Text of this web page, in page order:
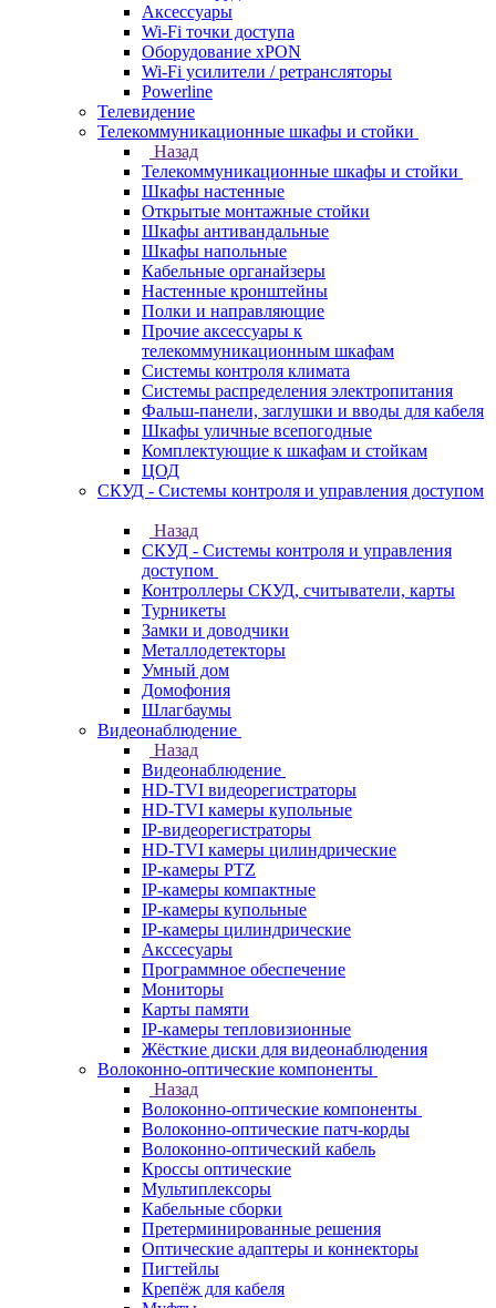
Аксессуары
Wi-Fi точки доступа
Оборудование хPON
Wi-Fi усилители / ретрансляторы
Powerline
Телевидение
Телекоммуникационные шкафы и стойки
Назад
Телекоммуникационные шкафы и стойки
Шкафы настенные
Открытые монтажные стойки
Шкафы антивандальные
Шкафы напольные
Кабельные органайзеры
Настенные кронштейны
Полки и направляющие
Прочие аксессуары к
телекоммуникационным шкафам
Системы контроля климата
Системы распределения электропитания
Фальш-панели, заглушки и вводы для кабеля
Шкафы уличные всепогодные
Комплектующие к шкафам и стойкам
ЦОД
СКУД - Системы контроля и управления доступом
Назад
СКУД - Системы контроля и управления
доступом
Контроллеры СКУД, считыватели, карты
Турникеты
Замки и доводчики
Металлодетекторы
Умный дом
Домофония
Шлагбаумы
Видеонаблюдение
Назад
Видеонаблюдение
HD-TVI видеорегистраторы
HD-TVI камеры купольные
IP-видеорегистраторы
HD-TVI камеры цилиндрические
IP-камеры PTZ
IP-камеры компактные
IP-камеры купольные
IP-камеры цилиндрические
Акссесуары
Программное обеспечение
Мониторы
Карты памяти
IP-камеры тепловизионные
Жёсткие диски для видеонаблюдения
Волоконно-оптические компоненты
Назад
Волоконно-оптические компоненты
Волоконно-оптические патч-корды
Волоконно-оптический кабель
Кроссы оптические
Мультиплексоры
Кабельные сборки
Претерминированные решения
Оптические адаптеры и коннекторы
Пигтейлы
Крепёж для кабеля